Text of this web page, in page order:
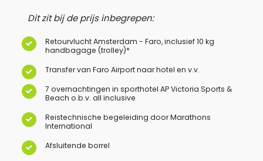
Dit zit bij de prijs inbegrepen:
Retourvlucht Amsterdam - Faro, inclusief 10 kg
handbagage (trolley)*
Transfer van Faro Airport naar hotel en v.v.
7 overnachtingen in sporthotel AP Victoria Sports &
Beach o.b.v. all inclusive
Reistechnische begeleiding door Marathons
International
Afsluitende borrel